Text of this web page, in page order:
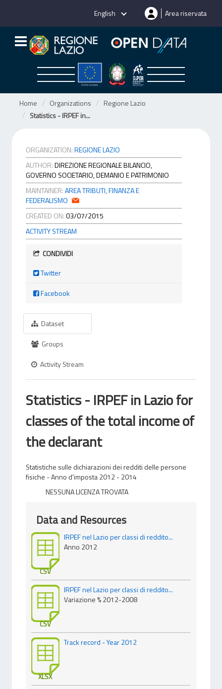
English Area riservata
Home Organizations
Regione Lazio
Statistics - IRPEF in...
ORGANIZATION:REGIONE LAZIO
AUTHOR:DIREZIONE REGIONALE BILANCIO,
GOVERNO SOCIETARIO, DEMANIO E PATRIMONIO
MAINTAINER:AREA TRIBUTI, FINANZA E
FEDERALISMO
CREATED ON:03/07/2015
ACTIVITY STREAM
CONDIVIDI
Twitter
Facebook
Dataset
Groups
Activity Stream
Statistics - IRPEF in Lazio for
classes of the total income of
the declarant
Statistiche sulle dichiarazioni dei redditi delle persone
fisiche - Anno d'imposta 2012 - 2014
NESSUNA LICENZA TROVATA
Data and Resources
CSV
IRPEF nel Lazio per classi di reddito...
Anno 2012
CSV
IRPEF nel Lazio per classi di reddito...
Variazione % 2012-2008
XLSX
Track record - Year 2012